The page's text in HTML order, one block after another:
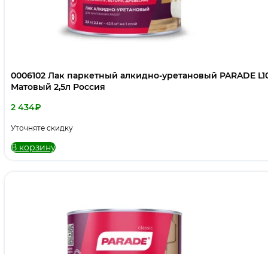
0006102 Лак паркетный алкидно-уретановый PARADE
Матовый 2,5л Россия
2 434₽
Уточняте скидку
В корзину